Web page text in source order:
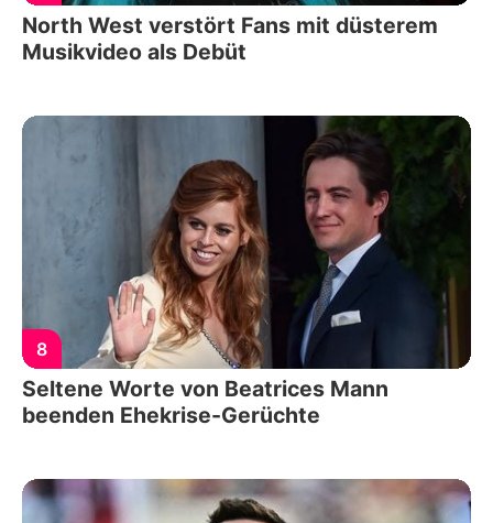
North West verstört Fans mit düsterem
Musikvideo als Debüt
8
Seltene Worte von Beatrices Mann
beenden Ehekrise-Gerüchte